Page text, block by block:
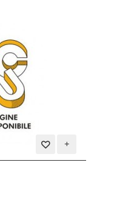
Aggiungi